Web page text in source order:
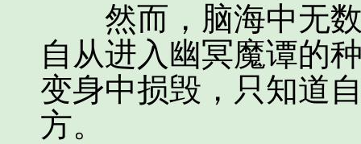
然而，脑海中无数
自从进入幽冥魔谭的
变身中损毁，只知道
方。